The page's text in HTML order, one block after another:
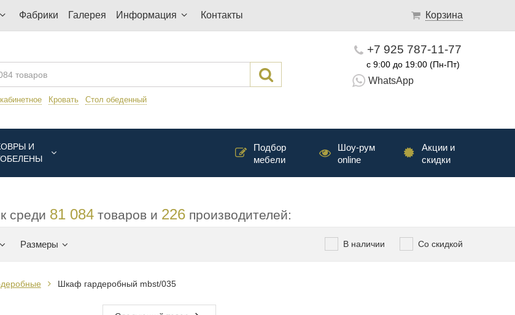
Фабрики Галерея Информация Контакты Корзина
Кровать Стол обеденный
+7 925 787-11-77
с 9:00 до 19:00 (Пн-Пт)
WhatsApp
И
Акции и
скидки
Шоу-рум
online
Подбор
мебели
среди 81 084товаров и 226производителей:
Размеры Со скидкой
В наличии
Шкаф гардеробный mbst/035